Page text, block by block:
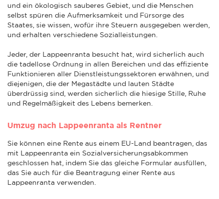
und ein ökologisch sauberes Gebiet, und die Menschen
selbst spüren die Aufmerksamkeit und Fürsorge des
Staates, sie wissen, wofür ihre Steuern ausgegeben werden,
und erhalten verschiedene Sozialleistungen.
Jeder, der Lappeenranta besucht hat, wird sicherlich auch
die tadellose Ordnung in allen Bereichen und das effiziente
Funktionieren aller Dienstleistungssektoren erwähnen, und
diejenigen, die der Megastädte und lauten Städte
überdrüssig sind, werden sicherlich die hiesige Stille, Ruhe
und Regelmäßigkeit des Lebens bemerken.
Umzug nach Lappeenranta als Rentner
Sie können eine Rente aus einem EU-Land beantragen, das
mit Lappeenranta ein Sozialversicherungsabkommen
geschlossen hat, indem Sie das gleiche Formular ausfüllen,
das Sie auch für die Beantragung einer Rente aus
Lappeenranta verwenden.